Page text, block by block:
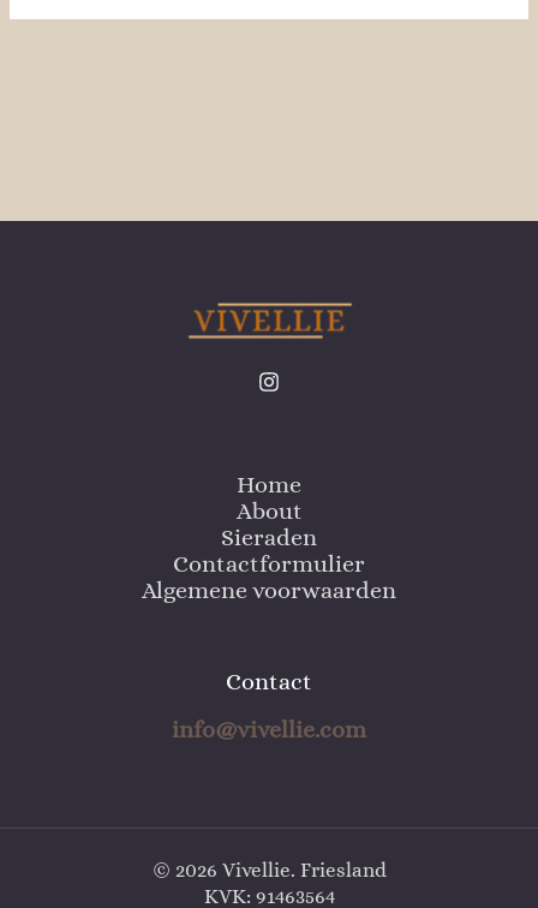
Home
About
Sieraden
Contactformulier
Algemene voorwaarden
Contact
info@vivellie.com
© 2026 Vivellie. Friesland
KVK: 91463564